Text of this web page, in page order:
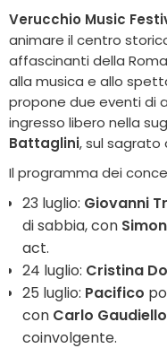
Verucchio Music
animare il centro
affascinanti della
alla musica e allo
propone due eventi di
ingresso libero nella
Battaglini, sul sagrato
Il programma dei
23 luglio: Giovanni
di sabbia, con
act.
24 luglio: Cristina
25 luglio: Pacifico
con Carlo Gaudiello
coinvolgente.